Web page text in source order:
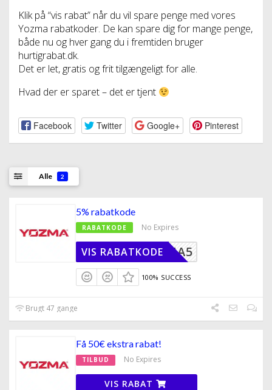
Klik på “vis rabat” når du vil spare penge med vores
Yozma rabatkoder. De kan spare dig for mange penge,
både nu og hver gang du i fremtiden bruger
hurtigrabat.dk.
Det er let, gratis og frit tilgængeligt for alle.
Hvad der er sparet – det er tjent
Facebook Twitter Google+ Pinterest
Alle 2
5% rabatkode
RABATKODE No Expires
YOZMA5
VIS RABATKODE
100% SUCCESS
Brugt 47 gange
Få 50€ ekstra rabat!
TILBUD No Expires
VIS RABAT